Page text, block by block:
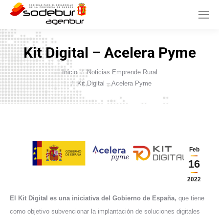
Kit Digital – Acelera Pyme
Estás aquí: Inicio
Noticias Emprende Rural
Kit Digital – Acelera Pyme
Feb
16
2022
El Kit Digital es una iniciativa del Gobierno de España, que tiene
como objetivo subvencionar la implantación de soluciones digitales